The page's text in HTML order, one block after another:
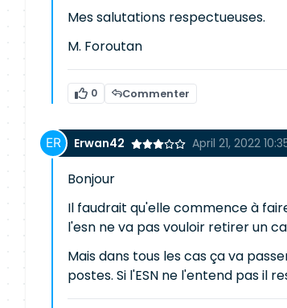
Mes salutations respectueuses.
M. Foroutan
0 Commenter
Erwan42 April 21, 2022
Bonjour
Il faudrait qu'elle commence à
l'esn ne va pas vouloir retirer un
Mais dans tous les cas ça va
postes. Si l'ESN ne l'entend pas il